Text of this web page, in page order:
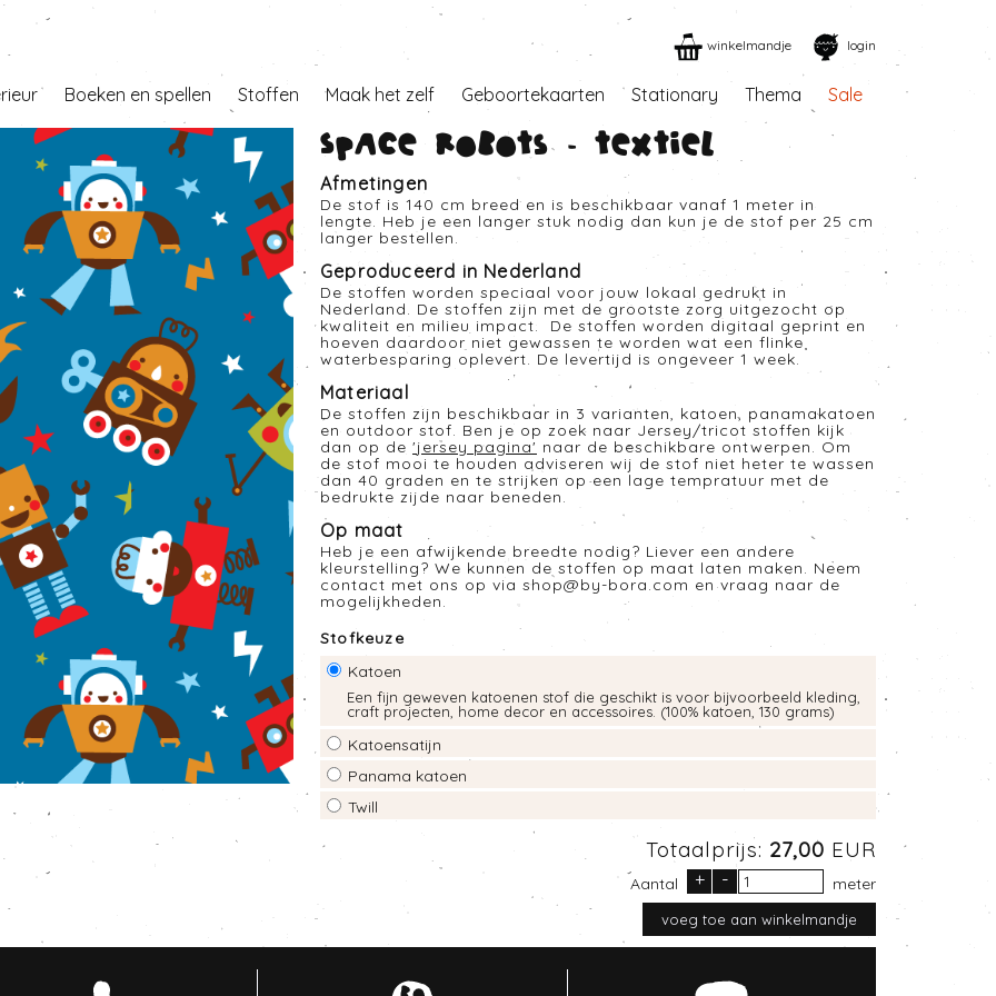
winkelmandje login
Boeken en spellen Stoffen Maak het zelf Geboortekaarten Stationary Thema Sale
Space robots - Textiel
Afmetingen
De stof is 140 cm breed en is beschikbaar vanaf 1 meter in
lengte. Heb je een langer stuk nodig dan kun je de stof per 25 cm
langer bestellen.
Geproduceerd in Nederland
De stoffen worden speciaal voor jouw lokaal gedrukt in
Nederland. De stoffen zijn met de grootste zorg uitgezocht op
kwaliteit en milieu impact. De stoffen worden digitaal geprint en
hoeven daardoor niet gewassen te worden wat een flinke
waterbesparing oplevert. De levertijd is ongeveer 1 week.
Materiaal
De stoffen zijn beschikbaar in 3 varianten, katoen, panamakatoen
en outdoor stof. Ben je op zoek naar Jersey/tricot stoffen kijk
dan op de 'jersey pagina' naar de beschikbare ontwerpen. Om
de stof mooi te houden adviseren wij de stof niet heter te wassen
dan 40 graden en te strijken op een lage tempratuur met de
bedrukte zijde naar beneden.
Op maat
Heb je een afwijkende breedte nodig? Liever een andere
kleurstelling? We kunnen de stoffen op maat laten maken. Neem
contact met ons op via shop@by-bora.com en vraag naar de
mogelijkheden.
Stofkeuze
Katoen
Een fijn geweven katoenen stof die geschikt is voor bijvoorbeeld kleding,
craft projecten, home decor en accessoires. (100% katoen, 130 grams)
Katoensatijn
Panama katoen
Twill
Totaalprijs: 27,00 EUR
Aantal + - meter